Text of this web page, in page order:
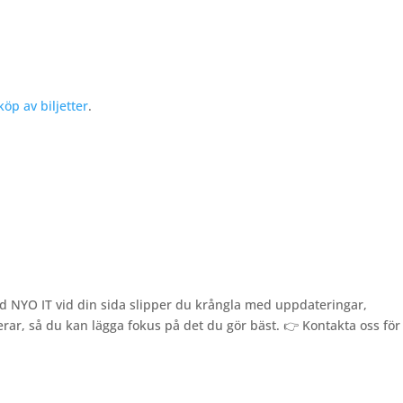
av biljetter.
IT vid din sida slipper du krångla med uppdateringar,
så du kan lägga fokus på det du gör bäst. 👉 Kontakta oss för